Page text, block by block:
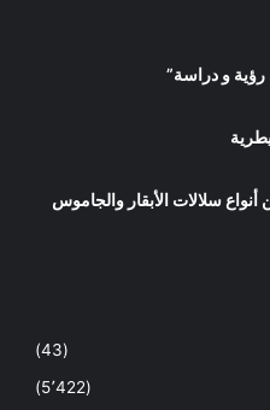
و دراسة”
سلالات الأبقار والجاموس
(43)
(5٬422)